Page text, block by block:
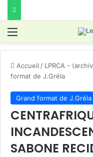
Menu
Accueil / LPRCA -
format de J.Gréla
Grand format de J.Gréla
SABONE